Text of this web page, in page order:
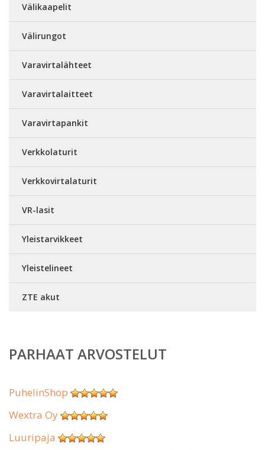
Välikaapelit
Välirungot
Varavirtalähteet
Varavirtalaitteet
Varavirtapankit
Verkkolaturit
Verkkovirtalaturit
VR-lasit
Yleistarvikkeet
Yleistelineet
ZTE akut
PARHAAT ARVOSTELUT
PuhelinShop
Wextra Oy
Luuripaja